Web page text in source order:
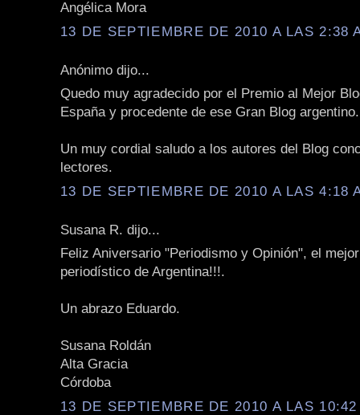
Angélica Mora
13 DE SEPTIEMBRE DE 2010 A LAS 2:38
Anónimo dijo...
Quedo muy agradecido por el Premio al Mejor
España y procedente de ese Gran Blog argentino.
Un muy cordial saludo a los autores del Blog
lectores.
13 DE SEPTIEMBRE DE 2010 A LAS 4:18
Susana R. dijo...
Feliz Aniversario "Periodismo y Opinión", el
periodístico de Argentina!!!.
Un abrazo Eduardo.
Susana Roldán
Alta Gracia
Córdoba
13 DE SEPTIEMBRE DE 2010 A LAS